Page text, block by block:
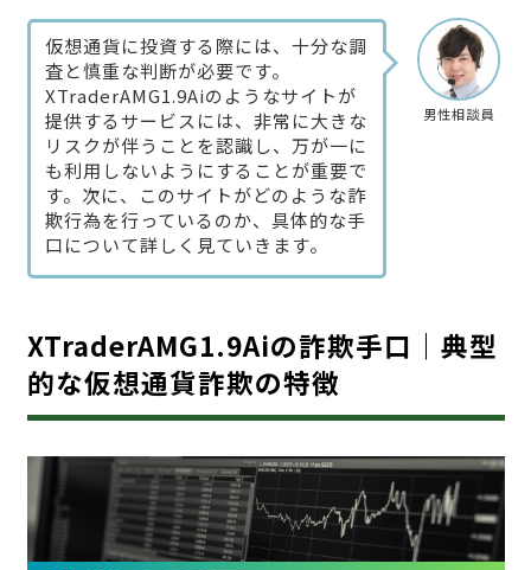
男性相談員
仮想通貨に投資する際には、十分な調
査と慎重な判断が必要です。
XTraderAMG1.9Aiのようなサイトが
提供するサービスには、非常に大きな
リスクが伴うことを認識し、万が一に
も利用しないようにすることが重要で
す。次に、このサイトがどのような詐
欺行為を行っているのか、具体的な手
口について詳しく見ていきます。
XTraderAMG1.9Aiの詐欺手口｜典型
的な仮想通貨詐欺の特徴